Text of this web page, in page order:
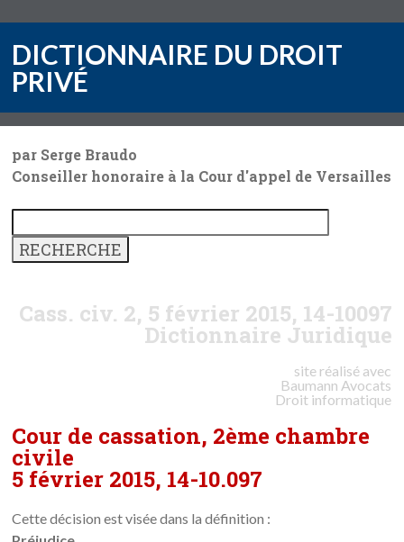
DICTIONNAIRE DU DROIT
PRIVÉ
par Serge Braudo
Conseiller honoraire à la Cour d'appel de Versailles
Cass. civ. 2, 5 février 2015, 14-10097
Dictionnaire Juridique
site réalisé avec
Baumann Avocats
Droit informatique
Cour de cassation, 2ème chambre
civile
5 février 2015, 14-10.097
Cette décision est visée dans la définition :